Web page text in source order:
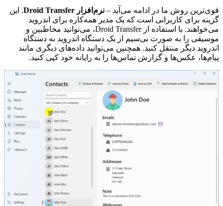
قوی‌ترین روش ما در ادامه می‌آید – نرم‌افزار Droid Transfer
. این
گزینه برای کاربرانی است که یک مدیر همه‌کاره برای اندروید
می‌خواهند. با استفاده از Droid Transfer، می‌توانید مخاطبین و
موسیقی را به صورت بی‌سیم از یک دستگاه اندروید به دستگاه
اندروید دیگر منتقل کنید. همچنین می‌توانید داده‌های دیگری مانند
پیام‌ها، عکس‌ها و گزارش تماس‌ها را به رایانه خود کپی کنید.